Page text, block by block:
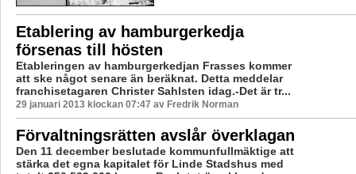
Etablering av hamburgerkedja
försenas till hösten
Etableringen av hamburgerkedjan Frasses kommer
att ske något senare än beräknat. Detta meddelar
franchisetagaren Christer Sahlsten idag.-Det är tr...
29 januari 2013 klockan 07:47 av Fredrik Norman
Förvaltningsrätten avslår överklagan
Den 11 december beslutade kommunfullmäktige att
stärka det egna kapitalet för Linde Stadshus med